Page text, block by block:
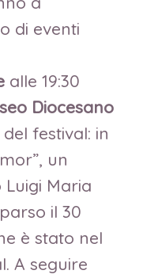
di eventi
alle 19:30
Diocesano
festival: in
un
Maria
il 30
è stato nel
A seguire